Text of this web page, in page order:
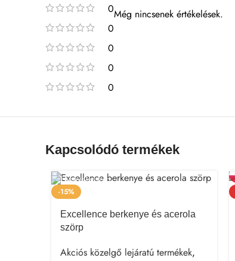
0
0
0
0
0
Még nincsenek értékelések.
Kapcsolódó termékek
Rövid lejárat
-15%
Excellence berkenye és acerola
szörp
Akciós közelgő lejáratú termékek,